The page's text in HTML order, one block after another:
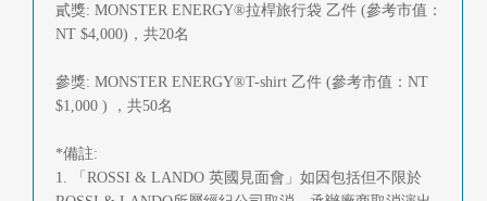
貳獎: MONSTER ENERGY®拉桿旅行袋 乙件 (參考市值：
NT $4,000)，共20名
參獎: MONSTER ENERGY®T-shirt 乙件 (參考市值：NT
$1,000 ) ，共50名
*備註:
1. 「ROSSI & LANDO 英國見面會」如因包括但不限於